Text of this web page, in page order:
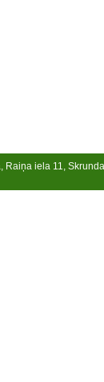
iela 11,